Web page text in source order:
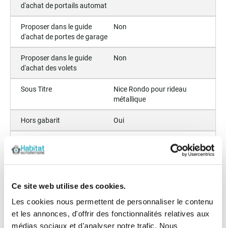
Ce site web utilise des cookies.
Les cookies nous permettent de personnaliser le contenu
et les annonces, d'offrir des fonctionnalités relatives aux
médias sociaux et d'analyser notre trafic. Nous
d'achat de portails automat
Proposer dans le guide
d'achat de portes de garage
Non
Proposer dans le guide
d'achat des volets
Non
Sous Titre
Nice Rondo pour rideau
métallique
Hors gabarit Oui
kg
- Axe de 42/48 ou 60 mm
- Bobine de 200 ou 220mm